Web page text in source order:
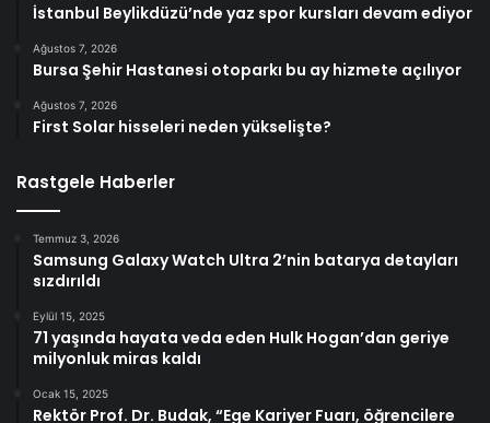
İstanbul Beylikdüzü’nde yaz spor kursları devam ediyor
Ağustos 7, 2026
Bursa Şehir Hastanesi otoparkı bu ay hizmete açılıyor
Ağustos 7, 2026
First Solar hisseleri neden yükselişte?
Rastgele Haberler
Temmuz 3, 2026
Samsung Galaxy Watch Ultra 2’nin batarya detayları
sızdırıldı
Eylül 15, 2025
71 yaşında hayata veda eden Hulk Hogan’dan geriye
milyonluk miras kaldı
Ocak 15, 2025
Rektör Prof. Dr. Budak, “Ege Kariyer Fuarı, öğrencilere